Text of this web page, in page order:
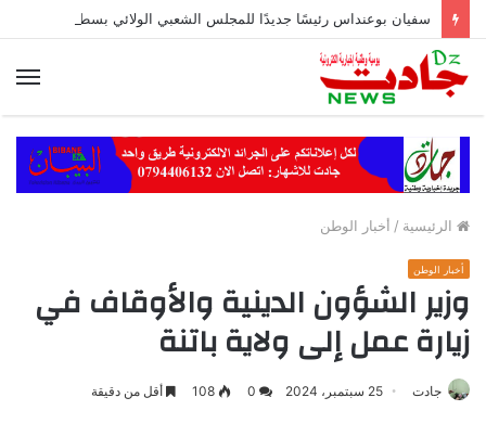
الرئيسية / أخبار الوطن
أخبار الوطن
وزير الشؤون الدينية والأوقاف في
زيارة عمل إلى ولاية باتنة
جادت 25 سبتمبر، 2024 0
108 أقل من دقيقة